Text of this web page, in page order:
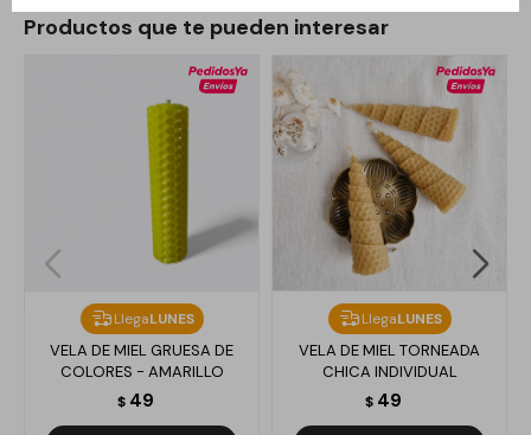
Productos que te pueden interesar
LlegaLUNES
VELA DE MIEL GRUESA DE
COLORES - AMARILLO
$ 49
LlegaLUNES
VELA DE MIEL TORNEADA
CHICA INDIVIDUAL
$ 49